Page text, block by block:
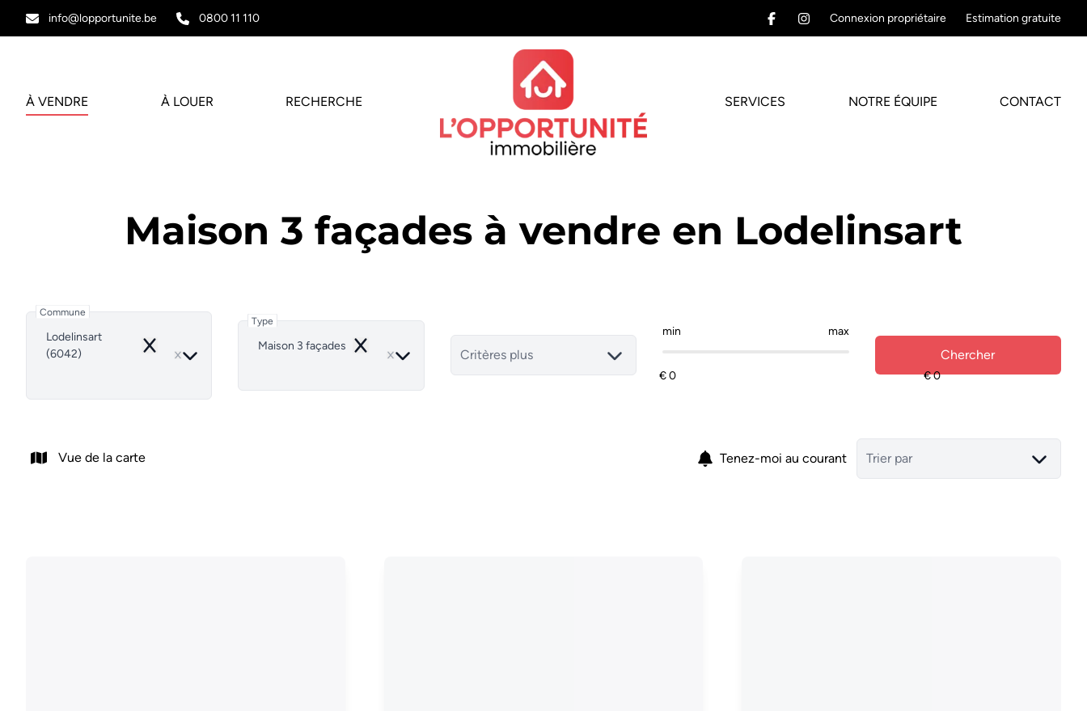
info@lopportunite.be 0800 11 110 Connexion propriétaire Estimation gratuite
À VENDRE À LOUER RECHERCHE SERVICES NOTRE ÉQUIPE CONTACT
Maison 3 façades à vendre en Lodelinsart
Commune
Lodelinsart
(6042)
Remove
Type
Maison 3 façades
Remove Critères plus
min max
Chercher
Vue de la carte Tenez-moi au courant Trier par